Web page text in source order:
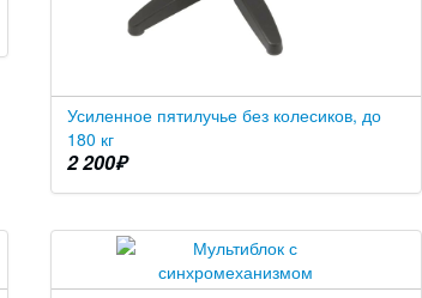
Усиленное пятилучье без колесиков, до
180 кг
2 200₽